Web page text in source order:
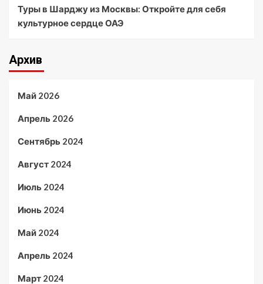
Туры в Шарджу из Москвы: Откройте для себя
культурное сердце ОАЭ
Архив
Май 2026
Апрель 2026
Сентябрь 2024
Август 2024
Июль 2024
Июнь 2024
Май 2024
Апрель 2024
Март 2024